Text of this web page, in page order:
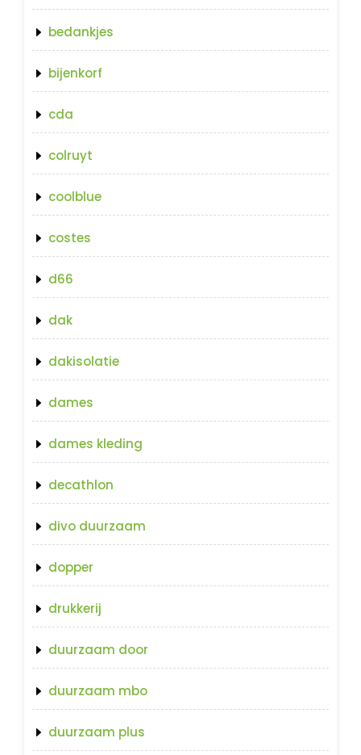
bedankjes
bijenkorf
cda
colruyt
coolblue
costes
d66
dak
dakisolatie
dames
dames kleding
decathlon
divo duurzaam
dopper
drukkerij
duurzaam door
duurzaam mbo
duurzaam plus